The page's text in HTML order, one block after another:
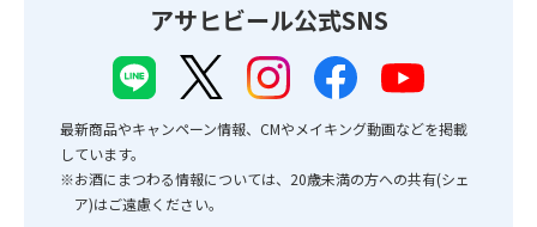
アサヒビール公式SNS
最新商品やキャンペーン情報、CMやメイキング動画などを掲載
しています。
※お酒にまつわる情報については、20歳未満の方への共有(シェ
ア)はご遠慮ください。